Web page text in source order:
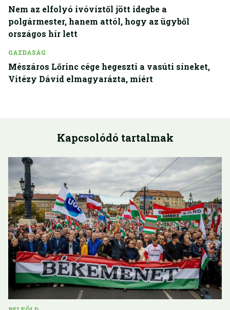
Nem az elfolyó ivóvíztől jött idegbe a
polgármester, hanem attól, hogy az ügyből
országos hír lett
GAZDASÁG
Mészáros Lőrinc cége hegeszti a vasúti síneket,
Vitézy Dávid elmagyarázta, miért
Kapcsolódó tartalmak